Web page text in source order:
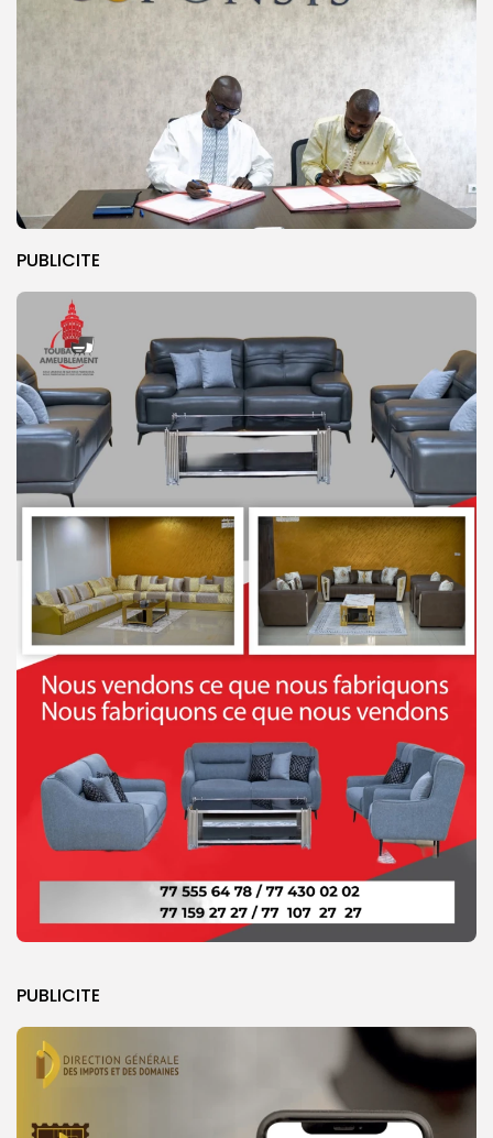
PUBLICITE
PUBLICITE